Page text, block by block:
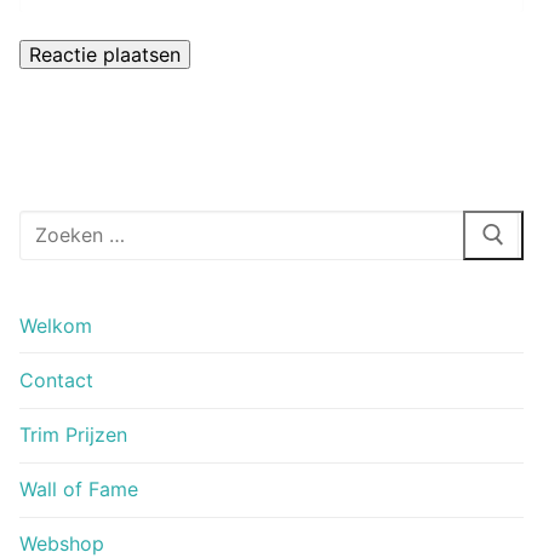
Zoeken
Welkom
Contact
Trim Prijzen
Wall of Fame
Webshop